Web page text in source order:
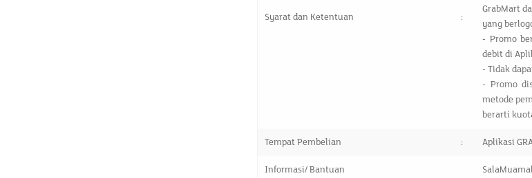
Syarat dan Ketentuan :
GrabMart
yang
- Promo
debit di
- Tidak
- Promo
metode
berarti
Tempat Pembelian : Aplikasi
Informasi/ Bantuan